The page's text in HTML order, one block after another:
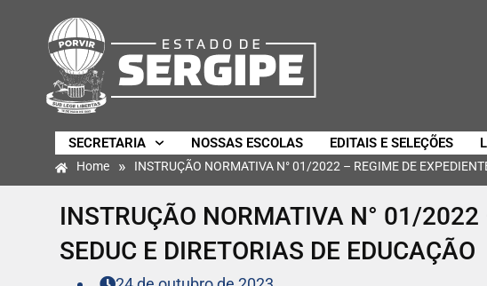
SECRETARIA NOSSAS ESCOLAS EDITAIS E SELEÇÕES
Home » INSTRUÇÃO NORMATIVA N° 01/2022 – REGIME DE
INSTRUÇÃO NORMATIVA N° 01/2022
SEDUC E DIRETORIAS DE EDUCAÇÃO